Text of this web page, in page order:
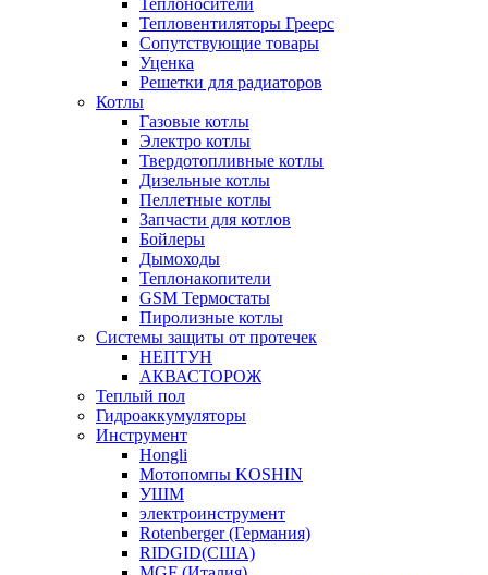
Теплоносители
Тепловентиляторы Греерс
Сопутствующие товары
Уценка
Решетки для радиаторов
Котлы
Газовые котлы
Электро котлы
Твердотопливные котлы
Дизельные котлы
Пеллетные котлы
Запчасти для котлов
Бойлеры
Дымоходы
Теплонакопители
GSM Термостаты
Пиролизные котлы
Системы защиты от протечек
НЕПТУН
АКВАСТОРОЖ
Теплый пол
Гидроаккумуляторы
Инструмент
Hongli
Мотопомпы KOSHIN
УШМ
электроинструмент
Rotenberger (Германия)
RIDGID(США)